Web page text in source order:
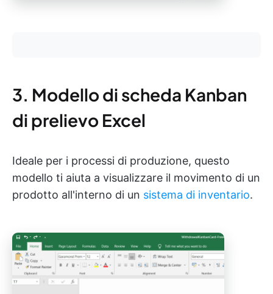
3. Modello di scheda Kanban
di prelievo Excel
Ideale per i processi di produzione, questo
modello ti aiuta a visualizzare il movimento di un
prodotto all'interno di un sistema di inventario.